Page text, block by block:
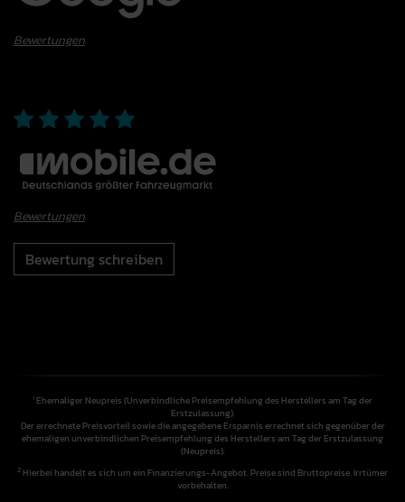
Bewertungen
Bewertungen
Bewertung schreiben
1 Ehemaliger Neupreis (Unverbindliche Preisempfehlung des Herstellers am Tag der
Erstzulassung).
Der errechnete Preisvorteil sowie die angegebene Ersparnis errechnet sich gegenüber der
ehemaligen unverbindlichen Preisempfehlung des Herstellers am Tag der Erstzulassung
(Neupreis).
2Hierbei handelt es sich um ein Finanzierungs-Angebot. Preise sind Bruttopreise. Irrtümer
vorbehalten.